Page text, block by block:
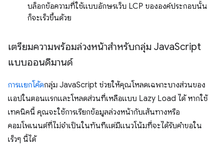
บล็อกข้อความที่ใช้แบบอักษรเว็บ LCP ขององค์ประกอบนั้น
ก็จะเร็วขึ้นด้วย
เตรียมความพร้อมล่วงหน้าสำหรับกลุ่ม JavaScript
แบบออนดีมานด์
การแยกโค้ดกลุ่ม JavaScript ช่วยให้คุณโหลดเฉพาะบางส่วนของ
แอปในตอนแรกและโหลดส่วนที่เหลือแบบ Lazy Load ได้ หากใช้
เทคนิคนี้ คุณจะใช้การเรียกข้อมูลล่วงหน้ากับเส้นทางหรือ
คอมโพเนนต์ที่ไม่จําเป็นในทันทีแต่มีแนวโน้มที่จะได้รับคําขอใน
เร็วๆ นี้ได้